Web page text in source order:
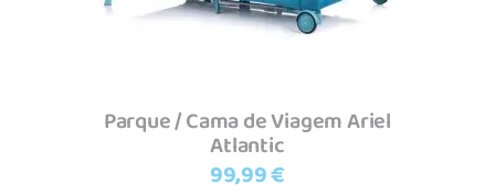
Parque / Cama de Viagem Ariel
Atlantic
99,99€